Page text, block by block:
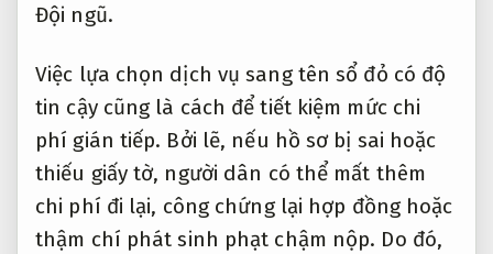
Đội ngũ.
Việc lựa chọn dịch vụ sang tên sổ đỏ có độ
tin cậy cũng là cách để tiết kiệm mức chi
phí gián tiếp. Bởi lẽ, nếu hồ sơ bị sai hoặc
thiếu giấy tờ, người dân có thể mất thêm
chi phí đi lại, công chứng lại hợp đồng hoặc
thậm chí phát sinh phạt chậm nộp. Do đó,